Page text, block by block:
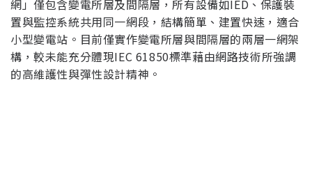
網」僅包含變電所層及間隔層，所有設備如IED、保護裝
置與監控系統共用同一網段，結構簡單、建置快速，適合
小型變電站。目前僅實作變電所層與間隔層的兩層一網架
構，較未能充分體現IEC 61850標準藉由網路技術所強調
的高維護性與彈性設計精神。